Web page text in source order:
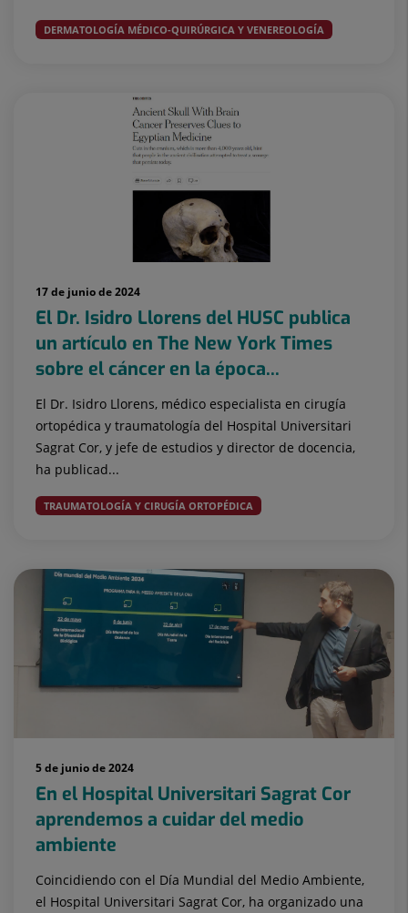
DERMATOLOGÍA MÉDICO-QUIRÚRGICA Y VENEREOLOGÍA
17 de junio de 2024
El Dr. Isidro Llorens del HUSC publica
un artículo en The New York Times
sobre el cáncer en la época...
El Dr. Isidro Llorens, médico especialista en cirugía
ortopédica y traumatología del Hospital Universitari
Sagrat Cor, y jefe de estudios y director de docencia,
ha publicad...
TRAUMATOLOGÍA Y CIRUGÍA ORTOPÉDICA
5 de junio de 2024
En el Hospital Universitari Sagrat Cor
aprendemos a cuidar del medio
ambiente
Coincidiendo con el Día Mundial del Medio Ambiente,
el Hospital Universitari Sagrat Cor, ha organizado una